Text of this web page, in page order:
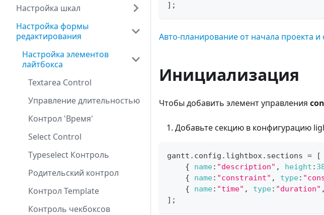
Настройка шкал
Настройка формы
редактирования
Настройка элементов
лайтбокса
Textarea Control
Управление длительностью
Контрол 'Время'
Select Control
Typeselect Контроль
Родительский контрол
Контрол Template
Контроль чекбоксов
] ;
Авто-планирование от начала проекта
Инициализация
Чтобы добавить элемент управления
Добавьте секцию в конфигурацию
gantt . config . lightbox. sections =
[
{
name: "description" , height :
{
name: "constraint" , type:
{
name: "time" , type: "duration" ,
] ;